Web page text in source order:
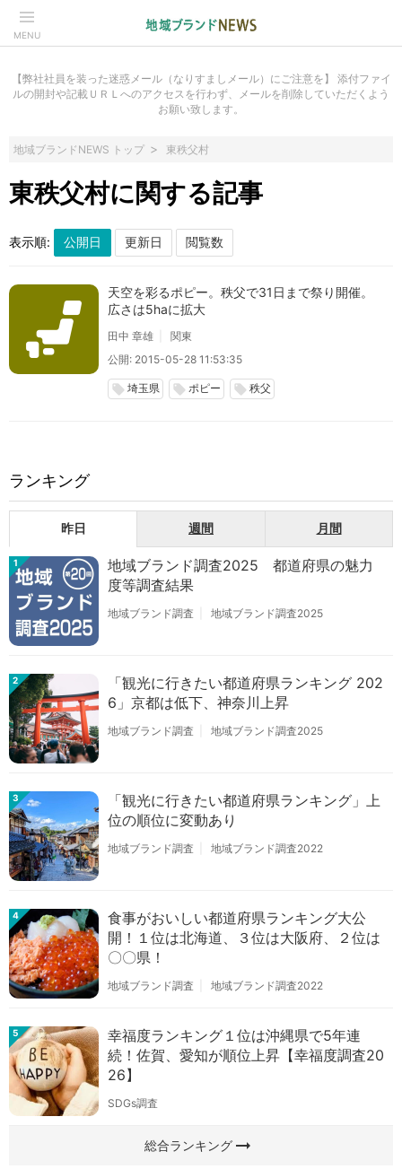
MENU
【弊社社員を装った迷惑メール（なりすましメール）にご注意を】 添付ファイ
ルの開封や記載ＵＲＬへのアクセスを行わず、メールを削除していただくよう
お願い致します。
地域ブランドNEWS トップ 東秩父村
東秩父村に関する記事
表示順:
天空を彩るポピー。秩父で31日まで祭り開催。
広さは5haに拡大
田中 章雄
関東
公開: 2015-05-28 11:53:35
local_offer 埼玉県 local_offer ポピー local_offer 秩父
ランキング
昨日 週間 月間
1
地域ブランド調査2025 都道府県の魅力
度等調査結果
地域ブランド調査 地域ブランド調査2025
2
「観光に行きたい都道府県ランキング 202
6」京都は低下、神奈川上昇
地域ブランド調査 地域ブランド調査2025
3
「観光に行きたい都道府県ランキング」上
位の順位に変動あり
地域ブランド調査 地域ブランド調査2022
4
食事がおいしい都道府県ランキング大公
開！１位は北海道、３位は大阪府、２位は
〇〇県！
地域ブランド調査 地域ブランド調査2022
5
幸福度ランキング１位は沖縄県で5年連
続！佐賀、愛知が順位上昇【幸福度調査20
26】
SDGs調査
総合ランキングarrow_right_alt